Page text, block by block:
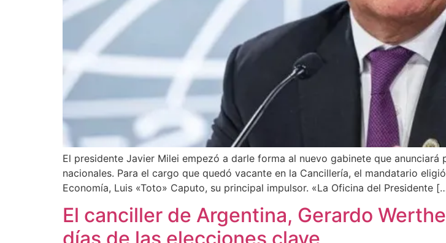
El presidente Javier Milei empezó a darle forma al nuevo gabinete que
nacionales. Para el cargo que quedó vacante en la Cancillería, el mandatario
Economía, Luis «Toto» Caputo, su principal impulsor. «La Oficina del Presidente
El canciller de Argentina, Gerardo